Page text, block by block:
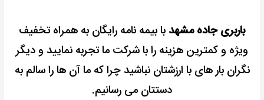
باربری جاده مشهدبا بیمه نامه رایگان به همراه تخفیف
ویژه و کمترین هزینه را با شرکت ما تجربه نمایید و دیگر
نگران بار های با ارزشتان نباشید چرا که ما آن ها را سالم به
دستتان می رسانیم.